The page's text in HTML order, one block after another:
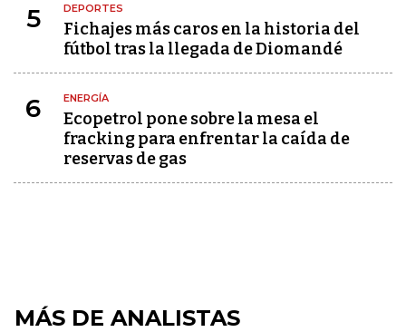
5 DEPORTES
Fichajes más caros en la historia del
fútbol tras la llegada de Diomandé
6 ENERGÍA
Ecopetrol pone sobre la mesa el
fracking para enfrentar la caída de
reservas de gas
MÁS DE ANALISTAS